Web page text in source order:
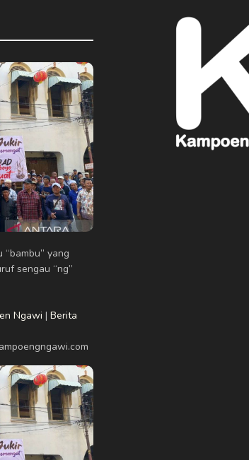
yang
sengau “ng”
Ngawi | Berita